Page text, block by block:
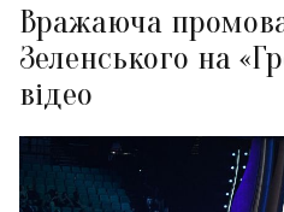
Вражаюча
Зеленського на
відео